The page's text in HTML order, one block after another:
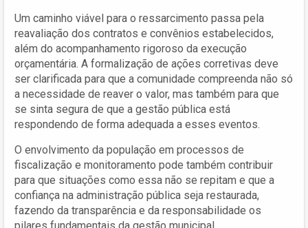
Um caminho viável para o ressarcimento passa pela
reavaliação dos contratos e convênios estabelecidos,
além do acompanhamento rigoroso da execução
orçamentária. A formalização de ações corretivas deve
ser clarificada para que a comunidade compreenda não só
a necessidade de reaver o valor, mas também para que
se sinta segura de que a gestão pública está
respondendo de forma adequada a esses eventos.
O envolvimento da população em processos de
fiscalização e monitoramento pode também contribuir
para que situações como essa não se repitam e que a
confiança na administração pública seja restaurada,
fazendo da transparência e da responsabilidade os
pilares fundamentais da gestão municipal.